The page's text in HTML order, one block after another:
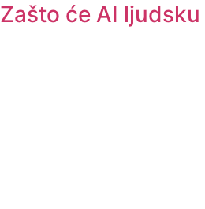
Zašto će AI